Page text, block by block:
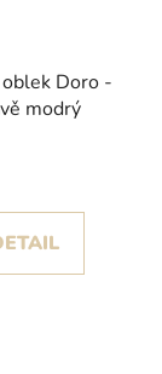
oblek Doro -
modrý